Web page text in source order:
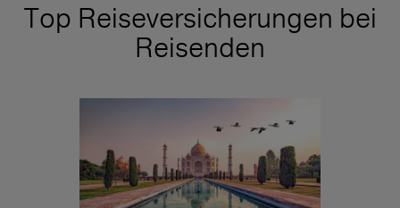
Top Reiseversicherungen bei
Reisenden